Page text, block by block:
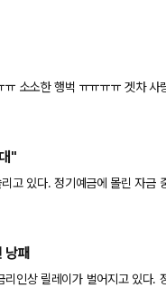
ㅠㅠ 소소한 행벅 ㅠㅠㅠㅠ 겟차 사
"
고 있다. 정기예금에 몰린 자금
예금은행 금리
낭패
리인상 릴레이가 벌어지고 있다